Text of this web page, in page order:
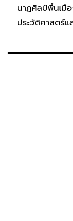
นาฏศิลป์พื้นเมื
ประวัติศาสตร์